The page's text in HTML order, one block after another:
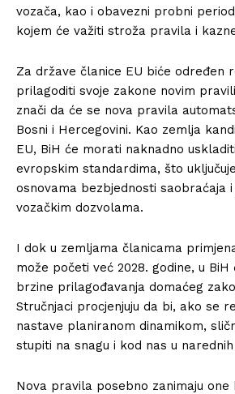
vozača, kao i obavezni probni
kojem će važiti stroža pravila i
Za države članice EU biće određen
prilagoditi svoje zakone novim
znači da će se nova pravila
Bosni i Hercegovini. Kao zemlja
EU, BiH će morati naknadno
evropskim standardima, što
osnovama bezbjednosti saobraćaja
vozačkim dozvolama.
I dok u zemljama članicama
može početi već 2028. godine, u
brzine prilagođavanja domaćeg
Stručnjaci procjenjuju da bi, ako se
nastave planiranom dinamikom,
stupiti na snagu i kod nas u
Nova pravila posebno zanimaju one